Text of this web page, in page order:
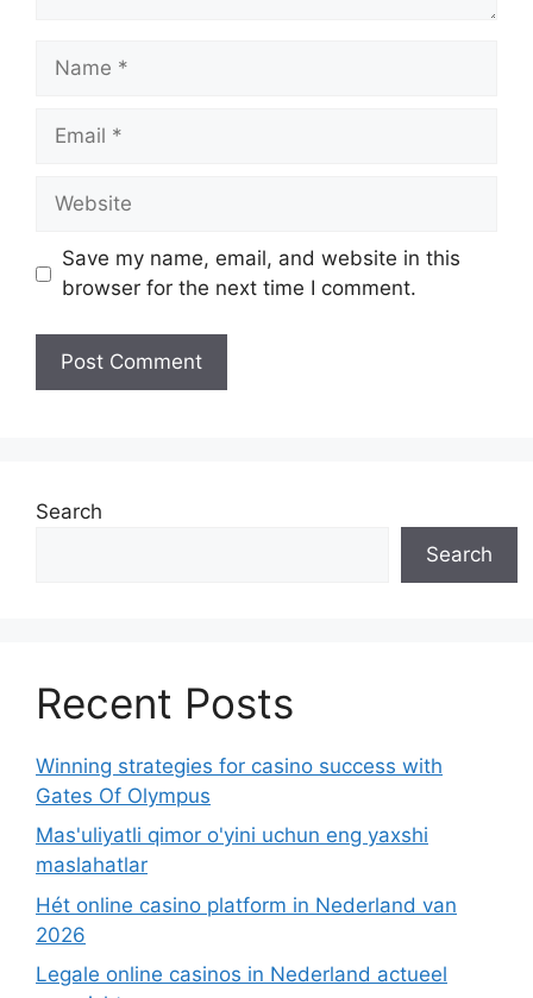
Name
Email
Website
Save my name, email, and website in this
browser for the next time I comment.
Search
Search
Recent Posts
Winning strategies for casino success with
Gates Of Olympus
Mas'uliyatli qimor o'yini uchun eng yaxshi
maslahatlar
Hét online casino platform in Nederland van
2026
Legale online casinos in Nederland actueel